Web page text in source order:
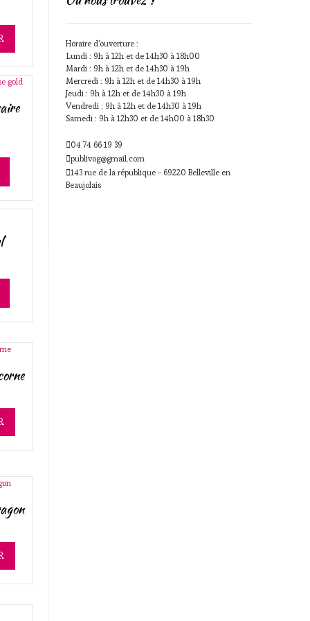
Horaire d'ouverture :
Lundi : 9h à 12h et de 14h30 à 18h00
Mardi : 9h à 12h et de 14h30 à 19h
Mercredi : 9h à 12h et de 14h30 à 19h
Jeudi : 9h à 12h et de 14h30 à 19h
Vendredi : 9h à 12h et de 14h30 à 19h
Samedi : 9h à 12h30 et de 14h00 à 18h30
04 74 66 19 39
publivog@gmail.com
143 rue de la république - 69220 Belleville en
Beaujolais